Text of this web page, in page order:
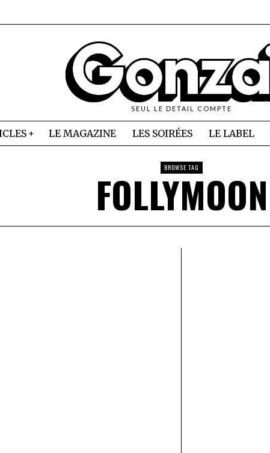
SEUL LE DETAIL COMPTE
LE MAGAZINE LES SOIRÉES LE LABEL
BROWSE TAG
FOLLYMOON